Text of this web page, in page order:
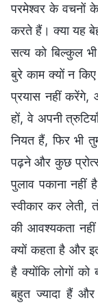
परमेश्वर के वचनों
करते हैं। क्या यह
सत्य को बिल्कुल
बुरे काम क्यों न
प्रयास नहीं करेंगे,
हों, वे अपनी
नियत हैं, फिर भी
पढ़ने और कुछ
पुलाव पकाना नहीं
स्वीकार कर लेती,
की आवश्यकता नहीं
क्यों कहता है और
है क्योंकि लोगों को
बहुत ज्यादा हैं